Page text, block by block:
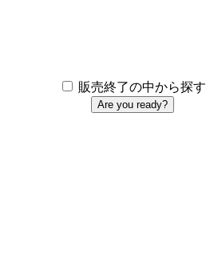
販売終了の中から探す
Are you ready?